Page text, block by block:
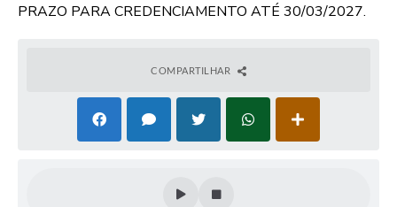
PRAZO PARA CREDENCIAMENTO ATÉ 30/03/2027.
COMPARTILHAR